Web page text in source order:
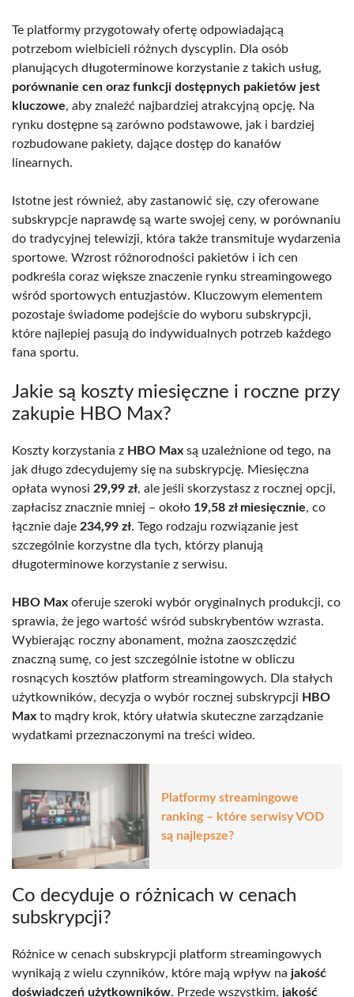
Te platformy przygotowały ofertę odpowiadającą
potrzebom wielbicieli różnych dyscyplin. Dla osób
planujących długoterminowe korzystanie z takich usług,
porównanie cen oraz funkcji dostępnych pakietów jest
kluczowe, aby znaleźć najbardziej atrakcyjną opcję. Na
rynku dostępne są zarówno podstawowe, jak i bardziej
rozbudowane pakiety, dające dostęp do kanałów
linearnych.
Istotne jest również, aby zastanowić się, czy oferowane
subskrypcje naprawdę są warte swojej ceny, w porównaniu
do tradycyjnej telewizji, która także transmituje wydarzenia
sportowe. Wzrost różnorodności pakietów i ich cen
podkreśla coraz większe znaczenie rynku streamingowego
wśród sportowych entuzjastów. Kluczowym elementem
pozostaje świadome podejście do wyboru subskrypcji,
które najlepiej pasują do indywidualnych potrzeb każdego
fana sportu.
Jakie są koszty miesięczne i roczne przy
zakupie HBO Max?
Koszty korzystania z HBO Max są uzależnione od tego, na
jak długo zdecydujemy się na subskrypcję. Miesięczna
opłata wynosi 29,99 zł, ale jeśli skorzystasz z rocznej opcji,
zapłacisz znacznie mniej – około 19,58 zł miesięcznie, co
łącznie daje 234,99 zł. Tego rodzaju rozwiązanie jest
szczególnie korzystne dla tych, którzy planują
długoterminowe korzystanie z serwisu.
HBO Max oferuje szeroki wybór oryginalnych produkcji, co
sprawia, że jego wartość wśród subskrybentów wzrasta.
Wybierając roczny abonament, można zaoszczędzić
znaczną sumę, co jest szczególnie istotne w obliczu
rosnących kosztów platform streamingowych. Dla stałych
użytkowników, decyzja o wybór rocznej subskrypcji HBO
Max to mądry krok, który ułatwia skuteczne zarządzanie
wydatkami przeznaczonymi na treści wideo.
Platformy streamingowe
ranking – które serwisy VOD
są najlepsze?
Co decyduje o różnicach w cenach
subskrypcji?
Różnice w cenach subskrypcji platform streamingowych
wynikają z wielu czynników, które mają wpływ na jakość
doświadczeń użytkowników. Przede wszystkim, jakość